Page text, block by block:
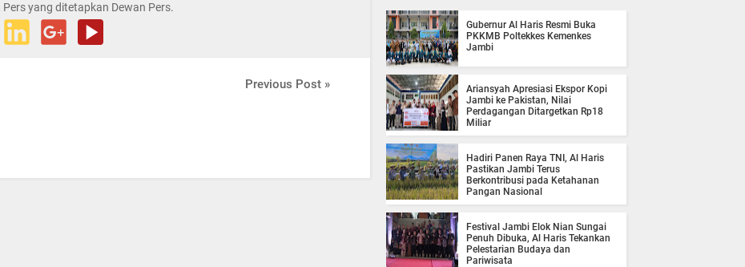
yang ditetapkan Dewan Pers.
Previous Post »
Gubernur Al Haris Resmi Buka
PKKMB Poltekkes Kemenkes
Jambi
Ariansyah Apresiasi Ekspor Kopi
Jambi ke Pakistan, Nilai
Perdagangan Ditargetkan Rp18
Miliar
Hadiri Panen Raya TNI, Al Haris
Pastikan Jambi Terus
Berkontribusi pada Ketahanan
Pangan Nasional
Festival Jambi Elok Nian Sungai
Penuh Dibuka, Al Haris Tekankan
Pelestarian Budaya dan
Pariwisata